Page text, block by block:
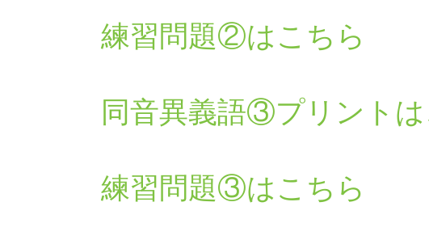
練習問題②はこちら
同音異義語③プリント
練習問題③はこちら